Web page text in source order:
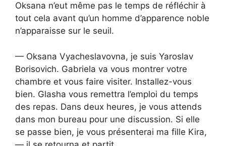
Oksana n’eut même pas le temps de réfléchir à
tout cela avant qu’un homme d’apparence noble
n’apparaisse sur le seuil.
— Oksana Vyacheslavovna, je suis Yaroslav
Borisovich. Gabriela va vous montrer votre
chambre et vous faire visiter. Installez-vous
bien. Glasha vous remettra l’emploi du temps
des repas. Dans deux heures, je vous attends
dans mon bureau pour une discussion. Si elle
se passe bien, je vous présenterai ma fille Kira,